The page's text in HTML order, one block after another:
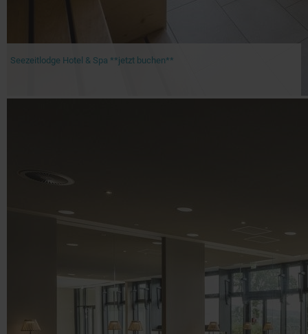
Seezeitlodge Hotel & Spa **jetzt buchen**